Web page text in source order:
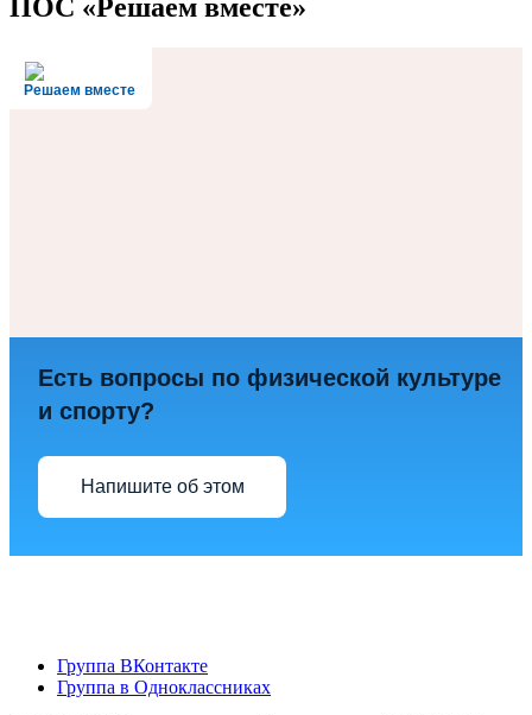
ПОС «Решаем вместе»
Решаем вместе
Есть вопросы по физической культуре
и спорту?
Напишите об этом
Группа ВКонтакте
Группа в Одноклассниках